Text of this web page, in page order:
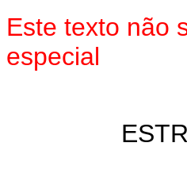
Este texto não
especial